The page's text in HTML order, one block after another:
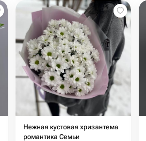
Нежная кустовая хризантема
романтика Семьи